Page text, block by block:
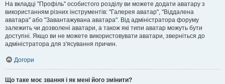
На вкладці "Профіль" особистого розділу ви можете додати аватару з
використанням різних інструментів: "Галерея аватар", "Віддалена
аватара" або "Завантажувана аватара". Від адміністратора форуму
залежить чи дозволені аватари, а також які типи аватар можуть бути
доступні. Якщо ви не можете використовувати аватари, зверніться до
адміністратора для з'ясування причин.
Догори
Що таке моє звання і як мені його змінити?